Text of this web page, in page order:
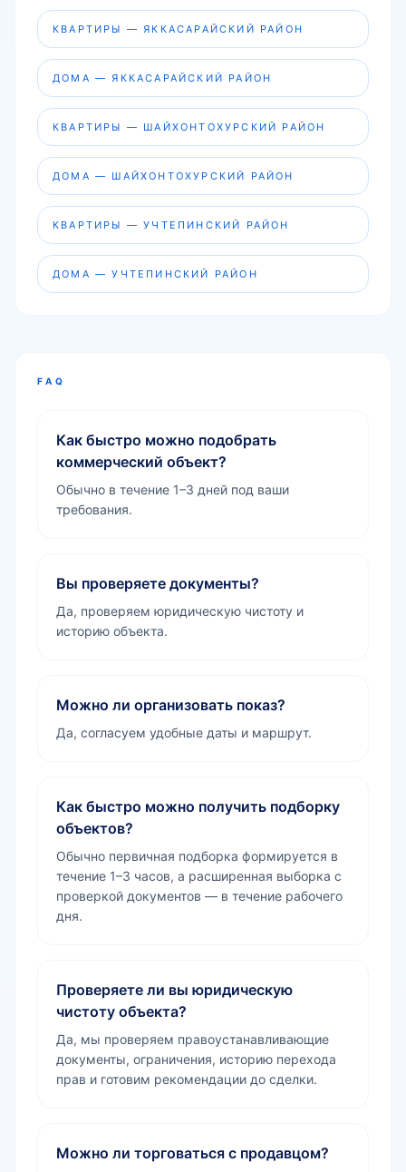
КВАРТИРЫ — ЯККАСАРАЙСКИЙ РАЙОН
ДОМА — ЯККАСАРАЙСКИЙ РАЙОН
КВАРТИРЫ — ШАЙХОНТОХУРСКИЙ РАЙОН
ДОМА — ШАЙХОНТОХУРСКИЙ РАЙОН
КВАРТИРЫ — УЧТЕПИНСКИЙ РАЙОН
ДОМА — УЧТЕПИНСКИЙ РАЙОН
FAQ
Как быстро можно подобрать
коммерческий объект?
Обычно в течение 1–3 дней под ваши
требования.
Вы проверяете документы?
Да, проверяем юридическую чистоту и
историю объекта.
Можно ли организовать показ?
Да, согласуем удобные даты и маршрут.
Как быстро можно получить подборку
объектов?
Обычно первичная подборка формируется в
течение 1–3 часов, а расширенная выборка с
проверкой документов — в течение рабочего
дня.
Проверяете ли вы юридическую
чистоту объекта?
Да, мы проверяем правоустанавливающие
документы, ограничения, историю перехода
прав и готовим рекомендации до сделки.
Можно ли торговаться с продавцом?